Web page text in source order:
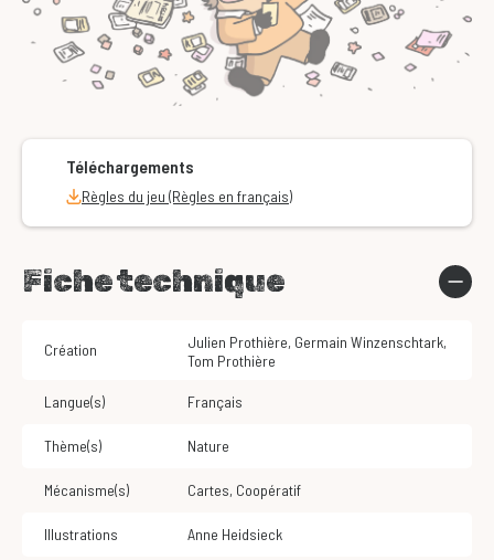
Téléchargements
Règles du jeu (Règles en français)
Fiche technique
Création Julien Prothière, Germain Winzenschtark,
Tom Prothière
Langue(s) Français
Thème(s) Nature
Mécanisme(s) Cartes, Coopératif
Illustrations Anne Heidsieck